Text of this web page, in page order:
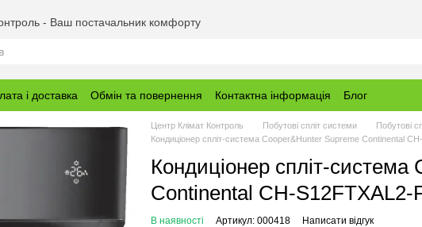
- Ваш постачальник комфорту
і доставка Обмін та повернення Контактна інформація Блог
Центр Клімат Контроль Побутові спліт системи
Побутові
Кондиціонер спліт-система Cooper&Hunter Supreme Continental
Кондиціонер спліт-
Continental CH-S12FTXAL2-
В наявності Артикул: 000418 Написати відгук